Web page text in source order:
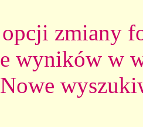
zmiany
wyników w
Nowe